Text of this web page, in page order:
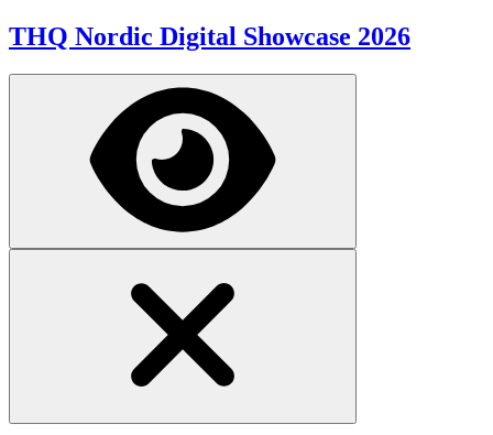
THQ Nordic Digital Showcase 2026